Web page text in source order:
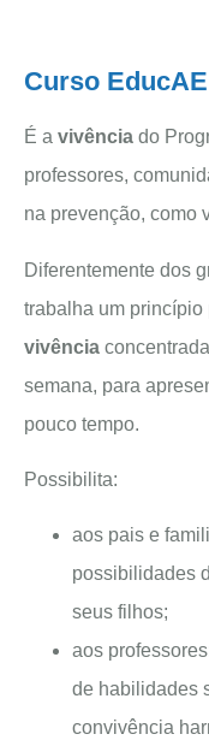
Curso EducAE
É a vivência do
professores,
na prevenção, como
Diferentemente dos
trabalha um princípio
vivência
semana, para
pouco tempo.
Possibilita:
aos pais e
possibilidades
seus filhos;
aos
de habilidades
convivência